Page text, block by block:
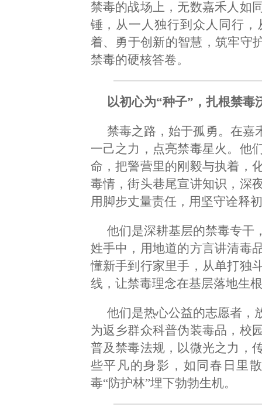
禁毒的战场上，无数嘉禾人如
锤，从一人独行到众人同行
着、勇于创新的智慧，筑牢守
禁毒的硬核答卷。
以初心为“种子”，扎根禁毒
禁毒之路，始于孤勇。在嘉
一己之力，点亮禁毒星火。他
命，把警营里的刚毅与执着，
毒情，街头巷尾宣讲知识，深
用脚步丈量责任，用坚守诠释
他们是深耕基层的禁毒专干
姓手中，用地道的方言讲清毒
懂新手到行家里手，从单打独
线，让禁毒理念在基层落地生
他们是热心公益的志愿者，
为返乡群众科普伪装毒品，校
普及禁毒法规，以微光之力，
些平凡的身影，如同春日里
毒“防护林”埋下勃勃生机。